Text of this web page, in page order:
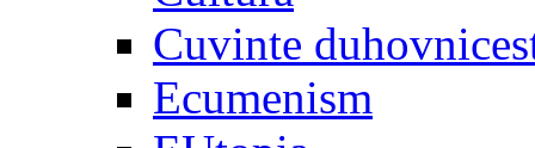
Cuvinte
Ecumenism